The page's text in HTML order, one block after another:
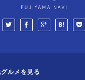
ルメを見る